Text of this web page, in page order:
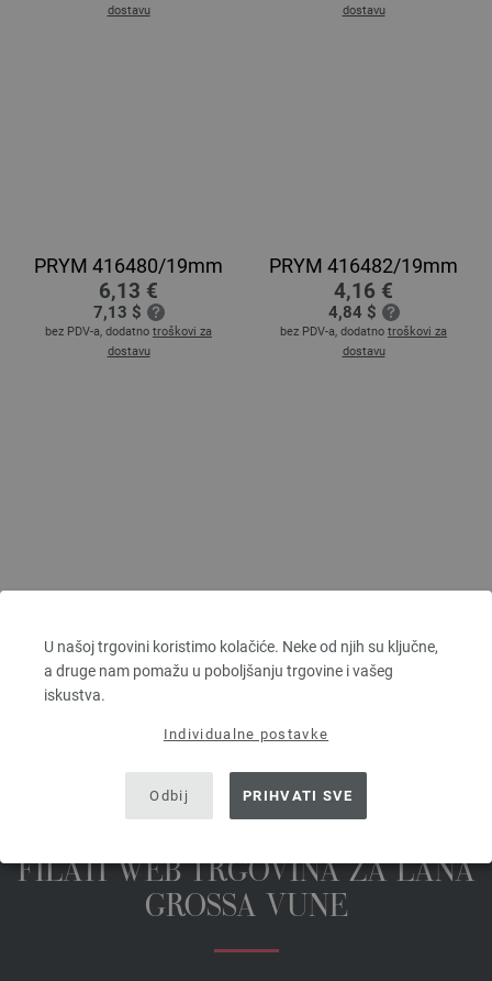
U našoj trgovini koristimo kolačiće. Neke od njih su ključne,
a druge nam pomažu u poboljšanju trgovine i vašeg
iskustva.
Individualne postavke
Odbij PRIHVATI SVE
dostavu
dostavu
PRYM 416480/19mm
6,13 €
7,13 $
bez PDV-a, dodatno troškovi za
dostavu
PRYM 416482/19mm
4,16 €
4,84 $
bez PDV-a, dodatno troškovi za
dostavu
3,13 $
bez PDV-a, dodatnotroškovi za
FILATI WEB TRGOVINA ZA LANA
GROSSA VUNE